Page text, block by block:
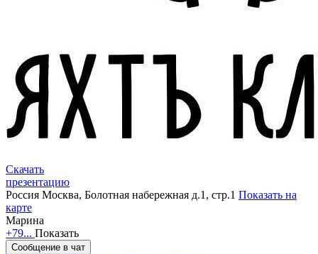
Скачать
презентацию
Россия Москва, Болотная набережная д.1, стр.1 Показать на
карте
Марина
+79... Показать
Сообщение в чат